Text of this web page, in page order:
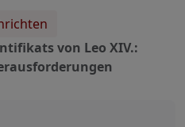
von Leo XIV.: